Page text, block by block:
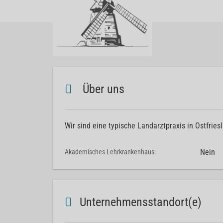
Über uns
Wir sind eine typische Landarztpraxis in
Akademisches Lehrkrankenhaus: Nein
Unternehmensstandort(e)